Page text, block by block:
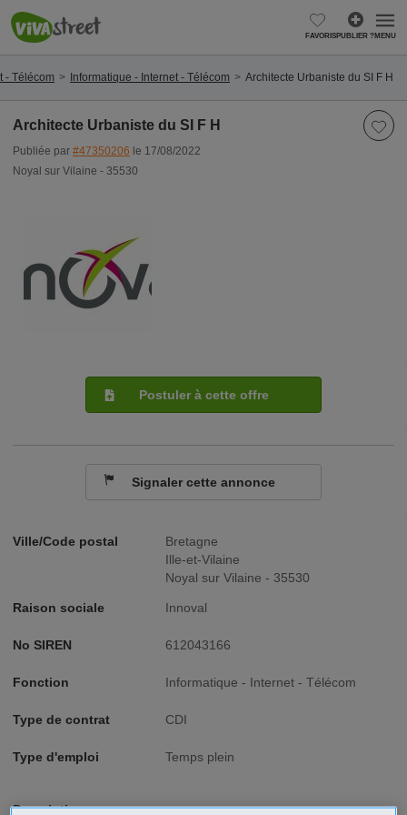
FAVORISPUBLIER ?MENU
- Télécom Informatique - Internet - Télécom Architecte Urbaniste du SI F H
Architecte Urbaniste du SI F H
Publiée par #47350206 le 17/08/2022
Noyal sur Vilaine - 35530
Ville/Code postal
Bretagne
Ille-et-Vilaine
Noyal sur Vilaine - 35530
Raison sociale Innoval
No SIREN 612043166
Fonction Informatique - Internet - Télécom
Type de contrat CDI
Type d'emploi Temps plein
Description
Postuler à cette offre
Signaler cette annonce